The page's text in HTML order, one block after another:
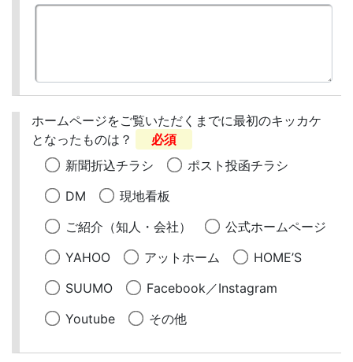
ホームページをご覧いただくまでに最初のキッカケ
となったものは？
必須
新聞折込チラシ
ポスト投函チラシ
DM
現地看板
ご紹介（知人・会社）
公式ホームページ
YAHOO
アットホーム
HOME’S
SUUMO
Facebook／Instagram
Youtube
その他